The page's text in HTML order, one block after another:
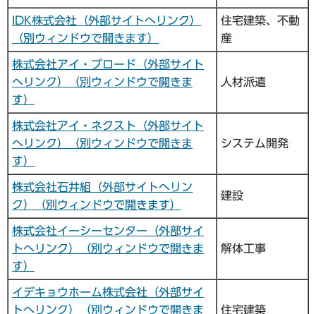
IDK株式会社（外部サイトへリンク）
（別ウィンドウで開きます）
住宅建築、不動
産
株式会社アイ・ブロード（外部サイト
へリンク）（別ウィンドウで開きま
す）
人材派遣
株式会社アイ・ネクスト（外部サイト
へリンク）（別ウィンドウで開きま
す）
システム開発
株式会社石井組（外部サイトへリン
ク）（別ウィンドウで開きます）
建設
株式会社イーシーセンター（外部サイ
トへリンク）（別ウィンドウで開きま
す）
解体工事
イデキョウホーム株式会社（外部サイ
トへリンク）（別ウィンドウで開きま
住宅建築